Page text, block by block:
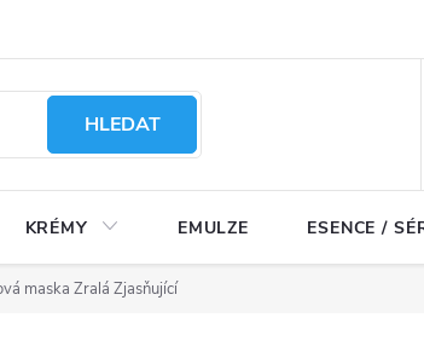
HLEDAT
KRÉMY EMULZE ESENCE /
maska Zralá Zjasňující